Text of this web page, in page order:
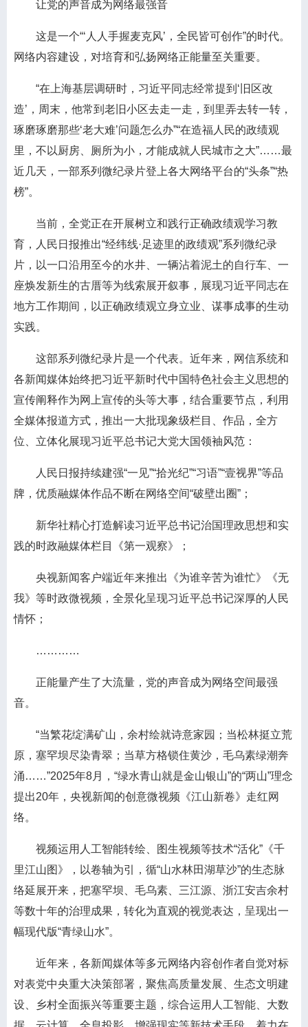
让党的声音成为网络最强音
这是一个“‘人人手握麦克风’，全民皆可创作”的时代。
网络内容建设，对培育和弘扬网络正能量至关重要。
“在上海基层调研时，习近平同志经常提到‘旧区改
造’，周末，他常到老旧小区去走一走，到里弄去转一转，
琢磨琢磨那些‘老大难’问题怎么办”“在造福人民的政绩观
里，不以厨房、厕所为小，才能成就人民城市之大”……最
近几天，一部系列微纪录片登上各大网络平台的“头条”“热
榜”。
当前，全党正在开展树立和践行正确政绩观学习教
育，人民日报推出“经纬线·足迹里的政绩观”系列微纪录
片，以一口沿用至今的水井、一辆沾着泥土的自行车、一
座焕发新生的古厝等为线索展开叙事，展现习近平同志在
地方工作期间，以正确政绩观立身立业、谋事成事的生动
实践。
这部系列微纪录片是一个代表。近年来，网信系统和
各新闻媒体始终把习近平新时代中国特色社会主义思想的
宣传阐释作为网上宣传的头等大事，结合重要节点，利用
全媒体报道方式，推出一大批现象级栏目、作品，全方
位、立体化展现习近平总书记大党大国领袖风范：
人民日报持续建强“一见”“拾光纪”“习语”“壹视界”等品
牌，优质融媒体作品不断在网络空间“破壁出圈”；
新华社精心打造解读习近平总书记治国理政思想和实
践的时政融媒体栏目《第一观察》；
央视新闻客户端近年来推出《为谁辛苦为谁忙》《无
我》等时政微视频，全景化呈现习近平总书记深厚的人民
情怀；
…………
正能量产生了大流量，党的声音成为网络空间最强
音。
“当繁花绽满矿山，余村绘就诗意家园；当松林挺立荒
原，塞罕坝尽染青翠；当草方格锁住黄沙，毛乌素绿潮奔
涌……”2025年8月，“绿水青山就是金山银山”的“两山”理念
提出20年，央视新闻的创意微视频《江山新卷》走红网
络。
视频运用人工智能转绘、图生视频等技术“活化”《千
里江山图》，以卷轴为引，循“山水林田湖草沙”的生态脉
络延展开来，把塞罕坝、毛乌素、三江源、浙江安吉余村
等数十年的治理成果，转化为直观的视觉表达，呈现出一
幅现代版“青绿山水”。
近年来，各新闻媒体等多元网络内容创作者自觉对标
对表党中央重大决策部署，聚焦高质量发展、生态文明建
设、乡村全面振兴等重要主题，综合运用人工智能、大数